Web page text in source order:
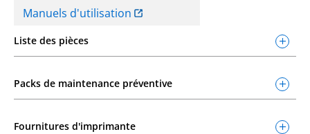
Manuels d'utilisation
Liste des pièces
Packs de maintenance préventive
Fournitures d'imprimante